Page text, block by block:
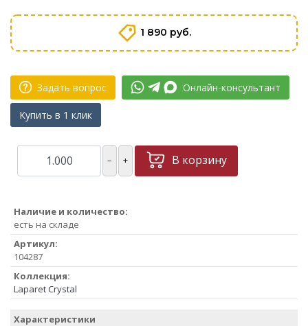
1 890 руб.
Задать вопрос Онлайн-консультант
Купить в 1 клик
– + В корзину
Наличие и количество:
есть на складе
Артикул:
104287
Коллекция:
Laparet Crystal
Характеристики